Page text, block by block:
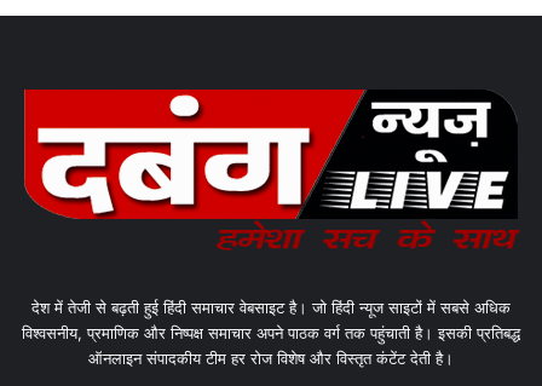
देश में तेजी से बढ़ती हुई हिंदी समाचार वेबसाइट है। जो हिंदी न्यूज साइटों में सबसे अधिक
विश्वसनीय, प्रमाणिक और निष्पक्ष समाचार अपने पाठक वर्ग तक पहुंचाती है। इसकी प्रतिबद्ध
ऑनलाइन संपादकीय टीम हर रोज विशेष और विस्तृत कंटेंट देती है।